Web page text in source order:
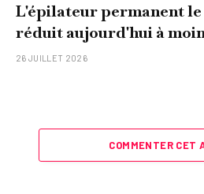
L'épilateur permanent
réduit aujourd'hui à
26 JUILLET 2026
COMMENTER CET